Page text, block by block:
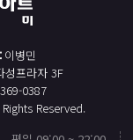
이병민
성프라자 3F
0387
Reserved.